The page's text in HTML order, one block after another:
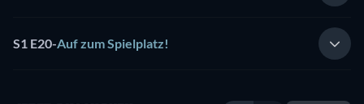
S1 E20-Auf zum Spielplatz!